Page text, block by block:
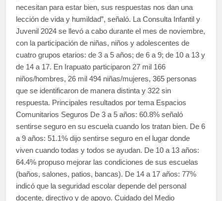
necesitan para estar bien, sus respuestas nos dan una
lección de vida y humildad”, señaló. La Consulta Infantil y
Juvenil 2024 se llevó a cabo durante el mes de noviembre,
con la participación de niñas, niños y adolescentes de
cuatro grupos etarios: de 3 a 5 años; de 6 a 9; de 10 a 13 y
de 14 a 17. En Irapuato participaron 27 mil 166
niños/hombres, 26 mil 494 niñas/mujeres, 365 personas
que se identificaron de manera distinta y 322 sin
respuesta. Principales resultados por tema Espacios
Comunitarios Seguros De 3 a 5 años: 60.8% señaló
sentirse seguro en su escuela cuando los tratan bien. De 6
a 9 años: 51.1% dijo sentirse seguro en el lugar donde
viven cuando todas y todos se ayudan. De 10 a 13 años:
64.4% propuso mejorar las condiciones de sus escuelas
(baños, salones, patios, bancas). De 14 a 17 años: 77%
indicó que la seguridad escolar depende del personal
docente, directivo y de apoyo. Cuidado del Medio